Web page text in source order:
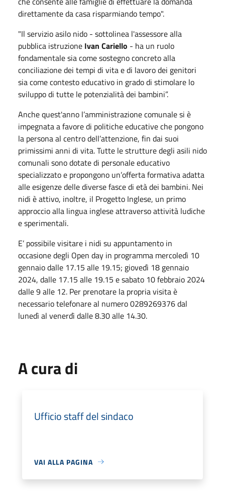
direttamente da casa risparmiando tempo".
"Il servizio asilo nido - sottolinea l'assessore alla
pubblica istruzione Ivan Cariello - ha un ruolo
fondamentale sia come sostegno concreto alla
conciliazione dei tempi di vita e di lavoro dei genitori
sia come contesto educativo in grado di stimolare lo
sviluppo di tutte le potenzialità dei bambini”.
Anche quest'anno l’amministrazione comunale si è
impegnata a favore di politiche educative che pongono
la persona al centro dell’attenzione, fin dai suoi
primissimi anni di vita. Tutte le strutture degli asili nido
comunali sono dotate di personale educativo
specializzato e propongono un’offerta formativa adatta
alle esigenze delle diverse fasce di età dei bambini. Nei
nidi è attivo, inoltre, il Progetto Inglese, un primo
approccio alla lingua inglese attraverso attività ludiche
e sperimentali.
E’ possibile visitare i nidi su appuntamento in
occasione degli Open day in programma mercoledì 10
gennaio dalle 17.15 alle 19.15; giovedì 18 gennaio
2024, dalle 17.15 alle 19.15 e sabato 10 febbraio 2024
dalle 9 alle 12. Per prenotare la propria visita è
necessario telefonare al numero 0289269376 dal
lunedì al venerdì dalle 8.30 alle 14.30.
A cura di
Ufficio staff del sindaco
VAI ALLA PAGINA